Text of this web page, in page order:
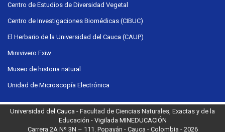
Centro de Estudios de Diversidad Vegetal
Centro de Investigaciones Biomédicas (CIBUC)
El Herbario de la Universidad del Cauca (CAUP)
Minivivero Fxiw
Museo de historia natural
Unidad de Microscopía Electrónica
Universidad del Cauca - Facultad de Ciencias Naturales, Exactas y de la
Educación - Vigilada MINEDUCACIÓN
Carrera 2A Nº 3N – 111. Popayán - Cauca - Colombia - 2026